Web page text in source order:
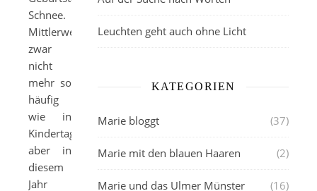
Schnee.
Mittlerweile
zwar
nicht
mehr so
häufig
wie in
Kindertagen,
aber in
diesem
Jahr
Leuchten geht auch ohne Licht
KATEGORIEN
Marie bloggt (37)
Marie mit den blauen Haaren (2)
Marie und das Ulmer Münster (16)